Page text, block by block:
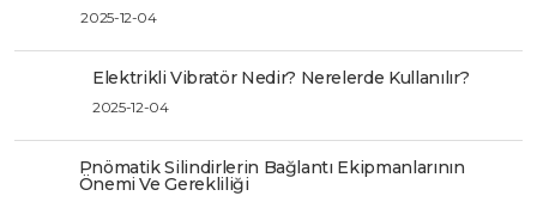
2025-12-04
Elektrikli Vibratör Nedir? Nerelerde Kullanılır?
2025-12-04
Pnömatik Silindirlerin Bağlantı Ekipmanlarının
Önemi Ve Gerekliliği